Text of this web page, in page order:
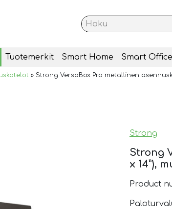
Tuotemerkit Smart Home Smart Office
» Strong VersaBox Pro metallinen
Strong
Strong
x 14”),
Product